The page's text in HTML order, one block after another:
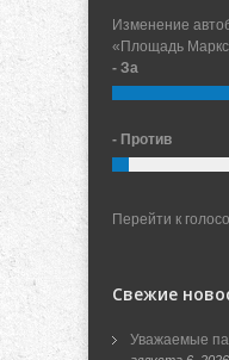
Изменение
«Площадь
- За
- Против
Перейти к
Свежие
Уважаемые